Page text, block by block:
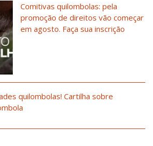
Comitivas quilombolas: pela
promoção de direitos vão começar
em agosto. Faça sua inscrição
quilombolas! Cartilha sobre